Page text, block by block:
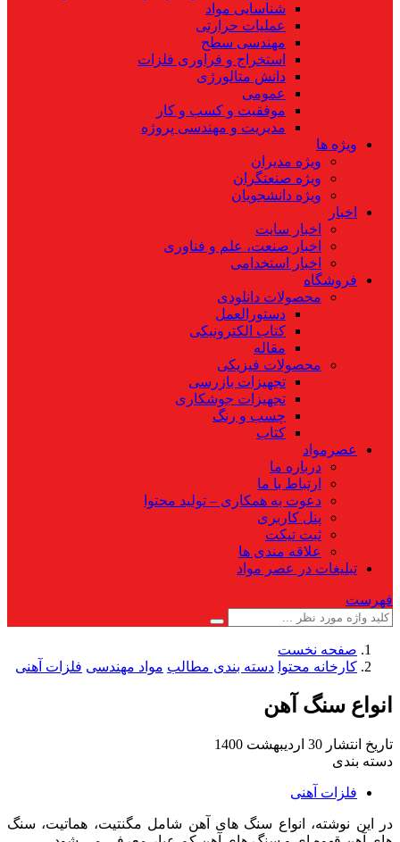
شناسایی مواد
عملیات حرارتی
مهندسی سطح
استخراج و فراوری فلزات
دانش متالورژی
عمومی
موفقیت و کسب و کار
مدیریت و مهندسی پروژه
ویژه ها
ویژه مدیران
ویژه صنعتگران
ویژه دانشجویان
اخبار
اخبار سایت
اخبار صنعت، علم و فناوری
اخبار استخدامی
فروشگاه
محصولات دانلودی
دستورالعمل
کتاب الکترونیکی
مقاله
محصولات فیزیکی
تجهیزات بازرسی
تجهیزات جوشکاری
چسب و رنگ
کتاب
عصرمواد
درباره ما
ارتباط با ما
دعوت به همکاری – تولید محتوا
پنل کاربری
ثبت تیکت
علاقه مندی ها
تبلیغات در عصر مواد
فهرست
صفحه نخست
کارخانه محتوا دسته بندی مطالب مواد مهندسی فلزات آهنی
انواع سنگ آهن
تاریخ انتشار 30 اردیبهشت 1400
دسته بندی
فلزات آهنی
در این نوشته، انواع سنگ های آهن شامل مگنتیت، هماتیت، سنگ